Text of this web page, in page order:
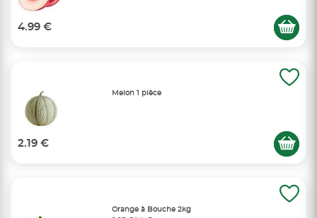
4.99 €
Melon 1 pièce
2.19 €
Orange à Bouche 2kg